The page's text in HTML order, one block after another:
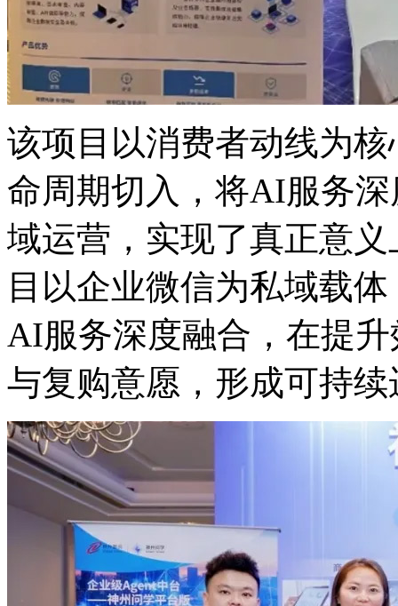
该项目以消费者动线为核
命周期切入，将AI服
域运营，实现了真正意
目以企业微信为私域载体
AI服务深度融合，在
与复购意愿，形成可持